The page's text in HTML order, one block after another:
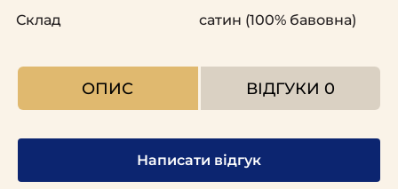
Склад
сатин (100% бавовна)
ОПИС ВІДГУКИ 0
Написати відгук